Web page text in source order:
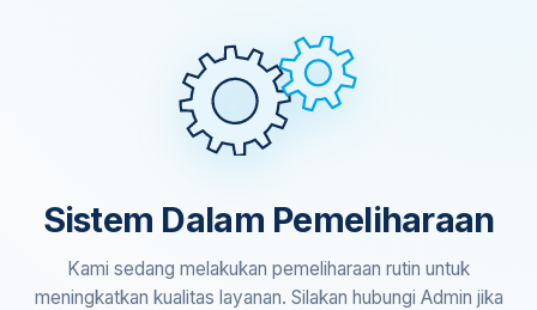
Sistem Dalam Pemeliharaan
Kami sedang melakukan pemeliharaan rutin untuk
meningkatkan kualitas layanan. Silakan hubungi Admin jika